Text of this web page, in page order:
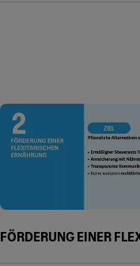
FÖRDERUNG EINER